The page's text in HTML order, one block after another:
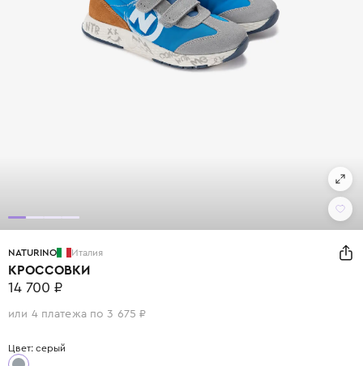
NATURINO Италия
КРОССОВКИ
14 700 ₽
или 4 платежа по 3 675 ₽
Цвет: серый